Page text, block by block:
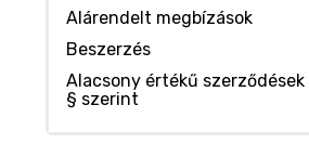
Alárendelt megbízások
Beszerzés
Alacsony értékű szerződések
§ szerint